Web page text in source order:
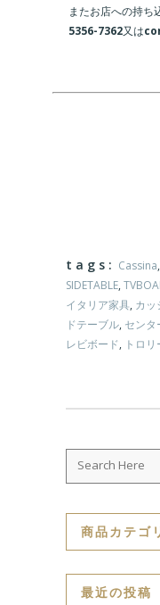
またお店への持ち
5356-7362又は
tags: Cassina,
SIDETABLE,
イタリア家具, カッ
ドテーブル, センタ
レビボード, トロリ
商品カテゴ
最近の投稿